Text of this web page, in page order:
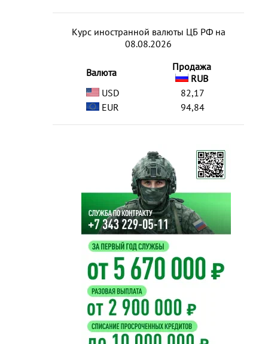
Курс иностранной валюты ЦБ РФ на
08.08.2026
Валюта
Продажа
RUB
USD
82,17
EUR
94,84